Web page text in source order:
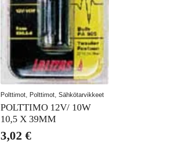
Polttimot, Polttimot, Sähkötarvikkeet
POLTTIMO 12V/ 10W
10,5 X 39MM
3,02€